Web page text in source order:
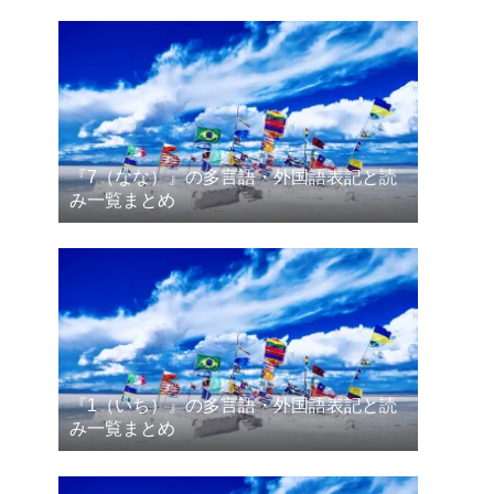
『7（なな）』の多言語・外国語表記と読
み一覧まとめ
『1（いち）』の多言語・外国語表記と読
み一覧まとめ